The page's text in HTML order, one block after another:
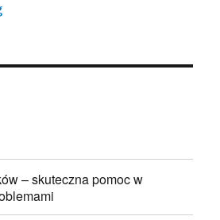
– skuteczna pomoc w